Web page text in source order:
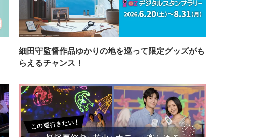
細田守監督作品ゆかりの地を巡って限定グッズがも
らえるチャンス！